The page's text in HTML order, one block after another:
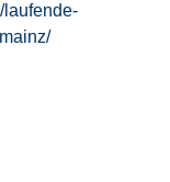
laufende-